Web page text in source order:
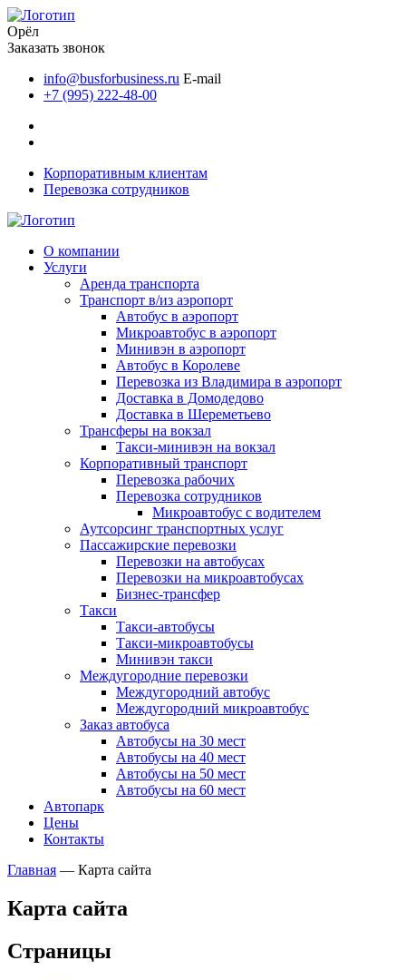
Орёл
Заказать звонок
info@busforbusiness.ru E-mail
+7 (995) 222-48-00
Корпоративным клиентам
Перевозка сотрудников
О компании
Услуги
Аренда транспорта
Транспорт в/из аэропорт
Автобус в аэропорт
Микроавтобус в аэропорт
Минивэн в аэропорт
Автобус в Королеве
Перевозка из Владимира в аэропорт
Доставка в Домодедово
Доставка в Шереметьево
Трансферы на вокзал
Такси-минивэн на вокзал
Корпоративный транспорт
Перевозка рабочих
Перевозка сотрудников
Микроавтобус с водителем
Аутсорсинг транспортных услуг
Пассажирские перевозки
Перевозки на автобусах
Перевозки на микроавтобусах
Бизнес-трансфер
Такси
Такси-автобусы
Такси-микроавтобусы
Минивэн такси
Междугородние перевозки
Междугородний автобус
Междугородний микроавтобус
Заказ автобуса
Автобусы на 30 мест
Автобусы на 40 мест
Автобусы на 50 мест
Автобусы на 60 мест
Автопарк
Цены
Контакты
Главная — Карта сайта
Карта сайта
Страницы